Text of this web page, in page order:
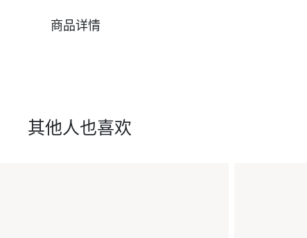
商品详情
其他人也喜欢